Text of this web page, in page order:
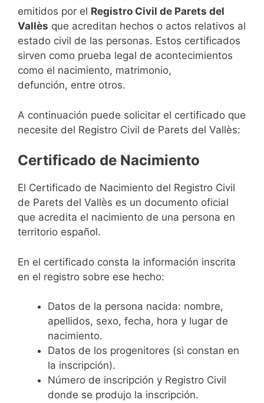
emitidos por el Registro Civil de Parets del
Vallès que acreditan hechos o actos relativos al
estado civil de las personas. Estos certificados
sirven como prueba legal de acontecimientos
como el nacimiento, matrimonio,
defunción, entre otros.
A continuación puede solicitar el certificado que
necesite del Registro Civil de Parets del Vallès:
Certificado de Nacimiento
El Certificado de Nacimiento del Registro Civil
de Parets del Vallès es un documento oficial
que acredita el nacimiento de una persona en
territorio español.
En el certificado consta la información inscrita
en el registro sobre ese hecho:
Datos de la persona nacida: nombre,
apellidos, sexo, fecha, hora y lugar de
nacimiento.
Datos de los progenitores (si constan en
la inscripción).
Número de inscripción y Registro Civil
donde se produjo la inscripción.